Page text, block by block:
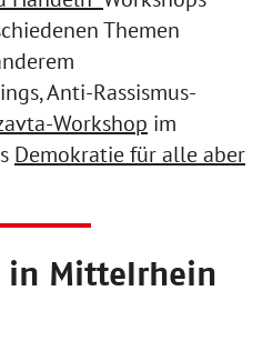
Themen
Anti-Rassismus-
Workshop im
Demokratie für alle aber
Mittelrhein